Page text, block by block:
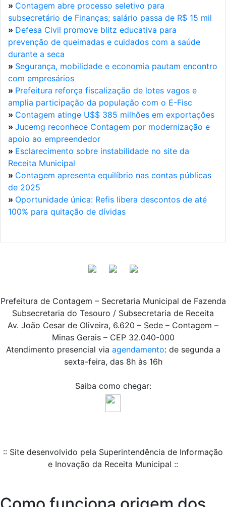
» Contagem abre processo seletivo para
subsecretário de Finanças; salário passa de R$ 15 mil
» Defesa Civil promove blitz educativa para
prevenção de queimadas e cuidados com a saúde
durante a seca
» Segurança, mobilidade e economia pautam encontro
com empresários
» Prefeitura reforça fiscalização de lotes vagos e
amplia participação da população com o E-Fisc
» Contagem atinge U$$ 385 milhões em exportações
» Jucemg reconhece Contagem por modernização e
apoio ao empreendedor
» Esclarecimento sobre instabilidade no site da
Receita Municipal
» Contagem apresenta equilíbrio nas contas públicas
de 2025
» Oportunidade única: Refis libera descontos de até
100% para quitação de dívidas
Prefeitura de Contagem – Secretaria Municipal de Fazenda
Subsecretaria do Tesouro / Subsecretaria de Receita
Av. João Cesar de Oliveira, 6.620 – Sede – Contagem –
Minas Gerais – CEP 32.040-000
Atendimento presencial via agendamento: de segunda a
sexta-feira, das 8h às 16h
Saiba como chegar:
:: Site desenvolvido pela Superintendência de Informação
e Inovação da Receita Municipal ::